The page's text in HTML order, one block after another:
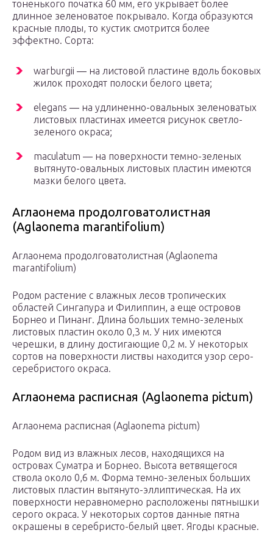
тоненького початка 60 мм, его укрывает более
длинное зеленоватое покрывало. Когда образуются
красные плоды, то кустик смотрится более
эффектно. Сорта:
warburgii ― на листовой пластине вдоль боковых
жилок проходят полоски белого цвета;
elegans ― на удлиненно-овальных зеленоватых
листовых пластинах имеется рисунок светло-
зеленого окраса;
maculatum ― на поверхности темно-зеленых
вытянуто-овальных листовых пластин имеются
мазки белого цвета.
Аглаонема продолговатолистная
(Aglaonema marantifolium)
Аглаонема продолговатолистная (Aglaonema
marantifolium)
Родом растение с влажных лесов тропических
областей Сингапура и Филиппин, а еще островов
Борнео и Пинанг. Длина больших темно-зеленых
листовых пластин около 0,3 м. У них имеются
черешки, в длину достигающие 0,2 м. У некоторых
сортов на поверхности листвы находится узор серо-
серебристого окраса.
Аглаонема расписная (Aglaonema pictum)
Аглаонема расписная (Aglaonema pictum)
Родом вид из влажных лесов, находящихся на
островах Суматра и Борнео. Высота ветвящегося
ствола около 0,6 м. Форма темно-зеленых больших
листовых пластин вытянуто-эллиптическая. На их
поверхности неравномерно расположены пятнышки
серого окраса. У некоторых сортов данные пятна
окрашены в серебристо-белый цвет. Ягоды красные.